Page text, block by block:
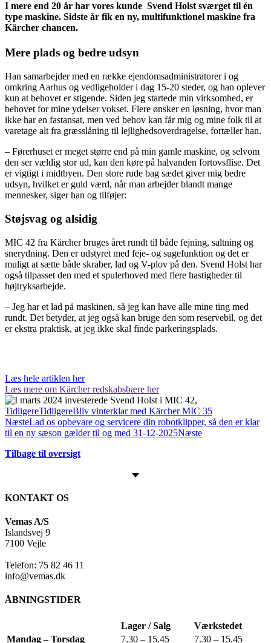
I mere end 20 år har vores kunde Svend Holst sværget til én
type maskine. Sidste år fik en ny, multifunktionel maskine fra
Kärcher chancen.
Mere plads og bedre udsyn
Han samarbejder med en række ejendomsadministratorer i og
omkring Aarhus og vedligeholder i dag 15-20 steder, og han oplever
kun at behovet er stigende. Siden jeg startede min virksomhed, er
behovet for mine ydelser vokset. Flere ønsker en løsning, hvor man
ikke har en fastansat, men ved behov kan får mig og mine folk til at
varetage alt fra græsslåning til lejlighedsoverdragelse, fortæller han.
– Førerhuset er meget større end på min gamle maskine, og selvom
den ser vældig stor ud, kan den køre på halvanden fortovsflise. Det
er vigtigt i midtbyen. Den store rude bag sædet giver mig bedre
udsyn, hvilket er guld værd, når man arbejder blandt mange
mennesker, siger han og tilføjer:
Støjsvag og alsidig
MIC 42 fra Kärcher bruges året rundt til både fejning, saltning og
snerydning. Den er udstyret med feje- og sugefunktion og det er
muligt at sætte både skraber, lad og V-plov på den. Svend Holst har
også tilpasset den med et spulerhoved med flere hastigheder til
højtryksarbejde.
– Jeg har et lad på maskinen, så jeg kan have alle mine ting med
rundt. Det betyder, at jeg også kan bruge den som reservebil, og det
er ekstra praktisk, at jeg ikke skal finde parkeringsplads.
Læs hele artiklen her
Læs mere om Kärcher redskabsbære her
TidligereTidligereBliv vinterklar med Kärcher MIC 35
NæsteLad os opbevare og servicere din robotklipper, så den er klar
til en ny sæson gælder til og med 31-12-2025Næste
Tilbage til oversigt
KONTAKT OS
Vemas A/S
Islandsvej 9
7100 Vejle
Telefon: 75 82 46 11
info@vemas.dk
ÅBNINGSTIDER
Lager / Salg
Værkstedet
Mandag – Torsdag
7.30 – 15.45 7.30 – 15.45